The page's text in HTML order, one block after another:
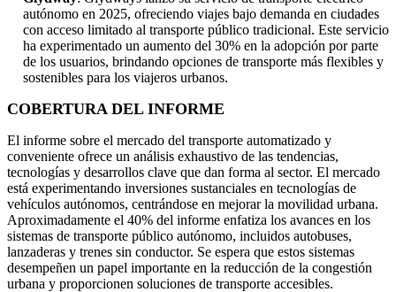
autónomo en 2025, ofreciendo viajes bajo demanda en ciudades
con acceso limitado al transporte público tradicional. Este servicio
ha experimentado un aumento del 30% en la adopción por parte
de los usuarios, brindando opciones de transporte más flexibles y
sostenibles para los viajeros urbanos.
COBERTURA DEL INFORME
El informe sobre el mercado del transporte automatizado y
conveniente ofrece un análisis exhaustivo de las tendencias,
tecnologías y desarrollos clave que dan forma al sector. El mercado
está experimentando inversiones sustanciales en tecnologías de
vehículos autónomos, centrándose en mejorar la movilidad urbana.
Aproximadamente el 40% del informe enfatiza los avances en los
sistemas de transporte público autónomo, incluidos autobuses,
lanzaderas y trenes sin conductor. Se espera que estos sistemas
desempeñen un papel importante en la reducción de la congestión
urbana y proporcionen soluciones de transporte accesibles.